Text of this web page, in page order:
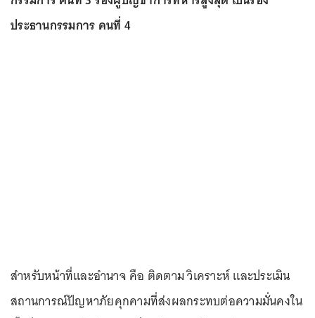
ประธานกรรมการ คนที่ 4
สำหรับหน้าที่และอำนาจ คือ ติดตาม วิเคราะห์ และประเมิน
สถานการณ์ปัญหาภัยคุกคามที่ส่งผลกระทบต่อความมั่นคงใน